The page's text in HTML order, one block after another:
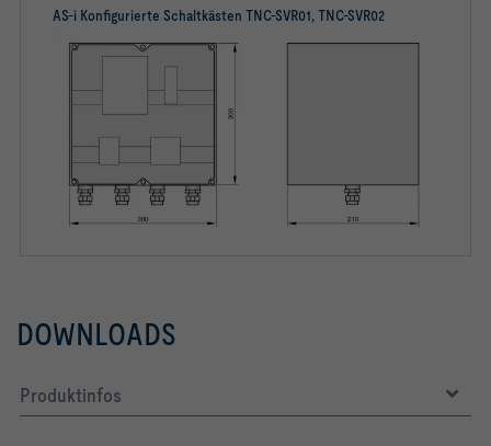
AS-i Konfigurierte Schaltkästen TNC-SVR01, TNC-SVR02
DOWNLOADS
Produktinfos